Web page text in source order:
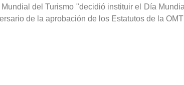
del Turismo "decidió instituir el Día
de la aprobación de los Estatutos de la